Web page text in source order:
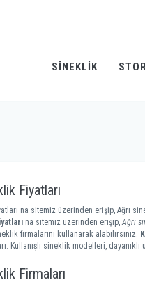
SINEKLIK
Fiyatları
na sitemiz üzerinden erişip, Ağrı
na sitemiz üzerinden erişip,Ağrı
firmalarını kullanarak alabilirsiniz.
Kullanışlı sineklik modelleri,
Firmaları